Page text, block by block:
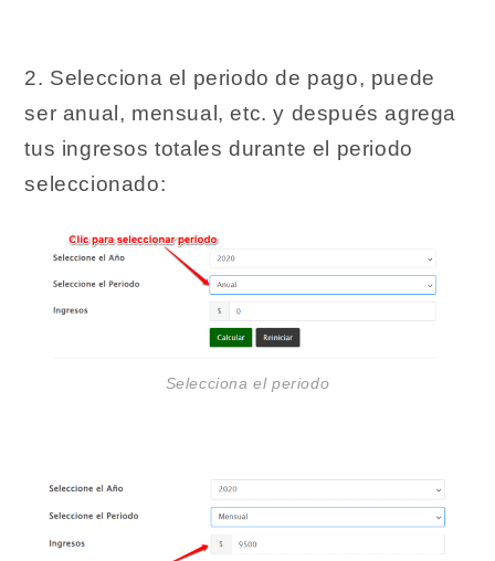
2. Selecciona el periodo de pago, puede
ser anual, mensual, etc. y después agrega
tus ingresos totales durante el periodo
seleccionado:
Selecciona el periodo